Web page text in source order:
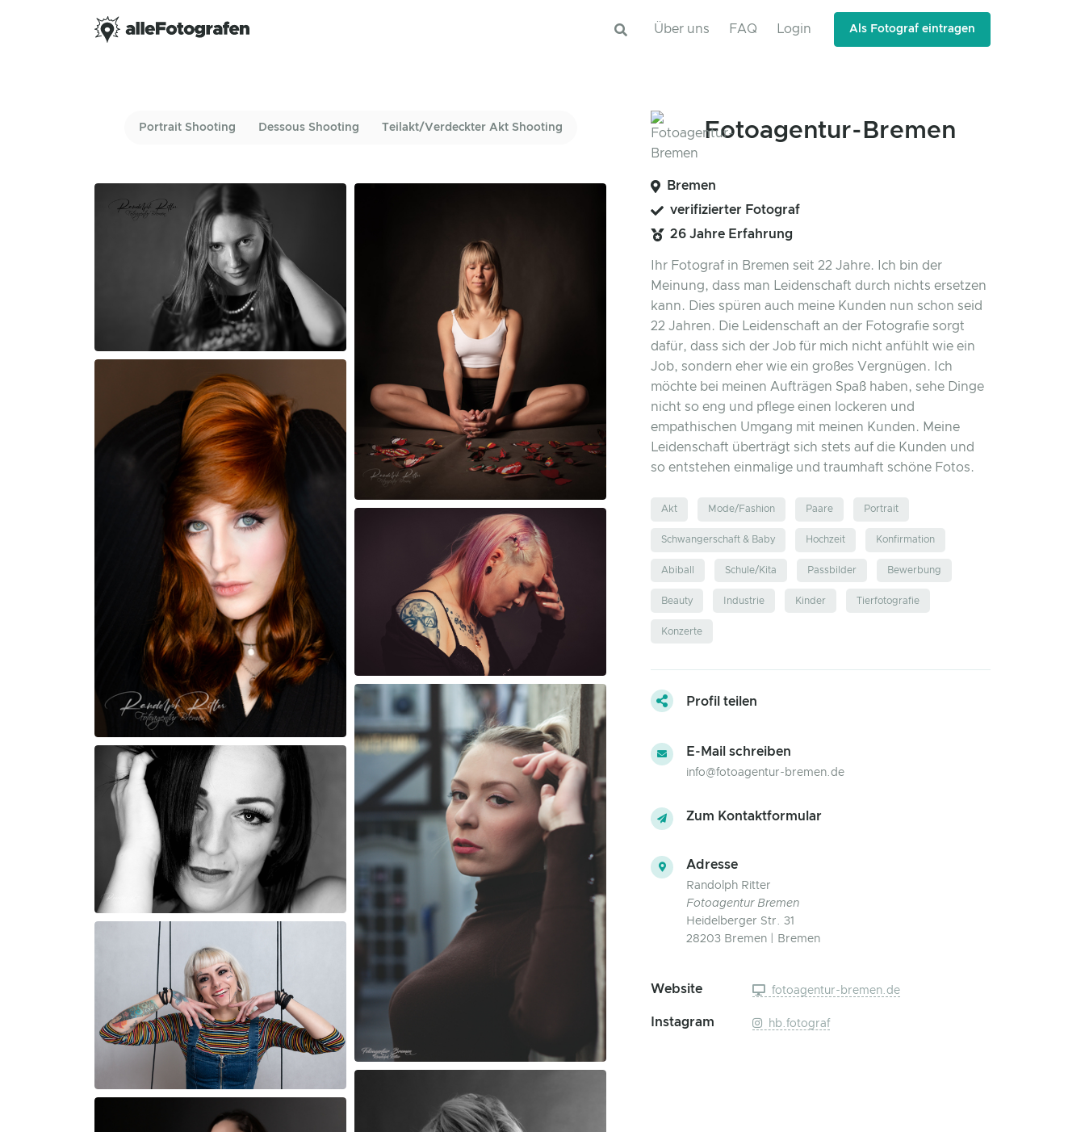
Über uns FAQ Login Als Fotograf eintragen
Portrait Shooting Dessous Shooting Teilakt/Verdeckter Akt Shooting Fotoagentur-Bremen
Bremen
verifizierter Fotograf
26 Jahre Erfahrung
Ihr Fotograf in Bremen seit 22 Jahre. Ich bin der
Meinung, dass man Leidenschaft durch nichts ersetzen
kann. Dies spüren auch meine Kunden nun schon seid
22 Jahren. Die Leidenschaft an der Fotografie sorgt
dafür, dass sich der Job für mich nicht anfühlt wie ein
Job, sondern eher wie ein großes Vergnügen. Ich
möchte bei meinen Aufträgen Spaß haben, sehe Dinge
nicht so eng und pflege einen lockeren und
empathischen Umgang mit meinen Kunden. Meine
Leidenschaft überträgt sich stets auf die Kunden und
so entstehen einmalige und traumhaft schöne Fotos.
Akt Mode/Fashion Paare Portrait
Schwangerschaft & Baby Hochzeit Konfirmation
Abiball Schule/Kita Passbilder Bewerbung
Beauty Industrie Kinder Tierfotografie
Konzerte
Profil teilen
E-Mail schreiben
info@fotoagentur-bremen.de
Zum Kontaktformular
Adresse
Randolph Ritter
Fotoagentur Bremen
Heidelberger Str. 31
28203 Bremen | Bremen
Website fotoagentur-bremen.de
Instagram hb.fotograf